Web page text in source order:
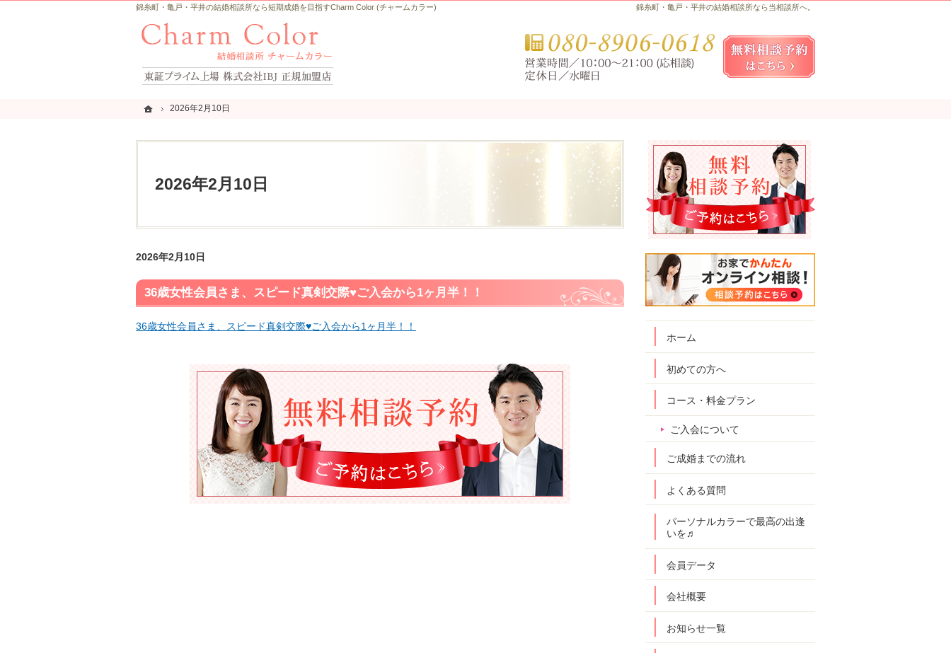
ホーム
2026年2月10日
2026年2月10日
錦糸町・亀戸・平井の結婚相談所なら当相談所へ。
錦糸町・亀戸・平井の結婚相談所なら短期成婚を目指すCharm Color (チャームカラー)
2026年2月10日
36歳女性会員さま、スピード真剣交際♥ご入会から1ヶ月半！！
36歳女性会員さま、スピード真剣交際♥ご入会から1ヶ月半！！
ホーム
初めての方へ
コース・料金プラン
ご入会について
ご成婚までの流れ
よくある質問
パーソナルカラーで最高の出逢
いを♬
会員データ
会社概要
お知らせ一覧
お気軽にお問合せ・ご相談ください
ホーム
2026年2月10日